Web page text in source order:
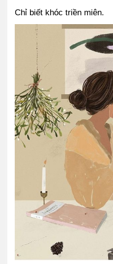
Chỉ biết khóc triền miên.